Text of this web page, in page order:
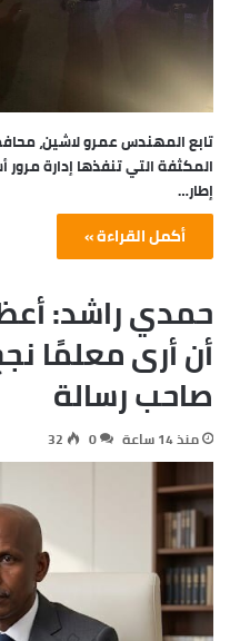
تابع المهندس عمرو لاشين،
المكثفة التي تنفذها إدارة
إطار…
أكمل القراءة »
حمدي راشد:
أن أرى معلمًا
صاحب رسالة
منذ 14 ساعة 0
32